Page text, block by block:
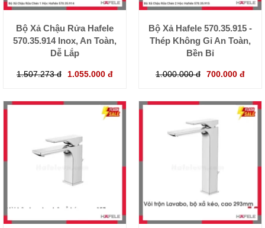
Bộ Xả Chậu Rửa Hafele
570.35.914 Inox, An Toàn,
Dễ Lắp
1.507.273 đ 1.055.000 đ
Bộ Xả Hafele 570.35.915 -
Thép Không Gỉ An Toàn,
Bền Bỉ
1.000.000 đ 700.000 đ